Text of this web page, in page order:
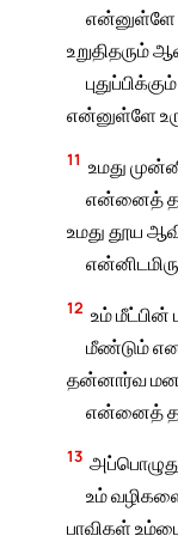
என்னுள்ளே
உறுதிதரும்
என்னுள்ளே
11 உமது
என்னைத்
உமது தூய
12 உம் மீட்பின்
மீண்டும்
தன்னார்வ
என்னைத்
13
உம்
பாவிகள்